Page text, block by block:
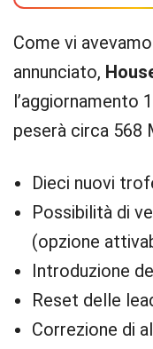
Come vi
annunciato,
l’aggiornamento
peserà circa 568
Dieci nuovi
Possibilità di
(opzione
Introduzione
Reset delle
Correzione di